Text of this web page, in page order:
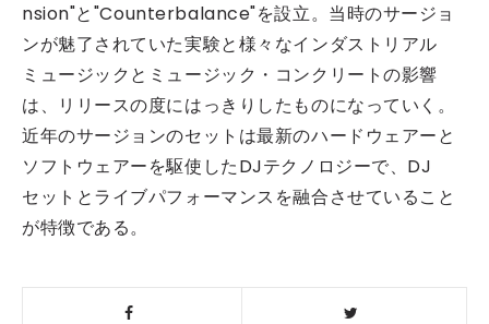
nsion"と"Counterbalance"を設立。当時のサージョ
ンが魅了されていた実験と様々なインダストリアル
ミュージックとミュージック・コンクリートの影響
は、リリースの度にはっきりしたものになっていく。
近年のサージョンのセットは最新のハードウェアーと
ソフトウェアーを駆使したDJテクノロジーで、DJ
セットとライブパフォーマンスを融合させていること
が特徴である。